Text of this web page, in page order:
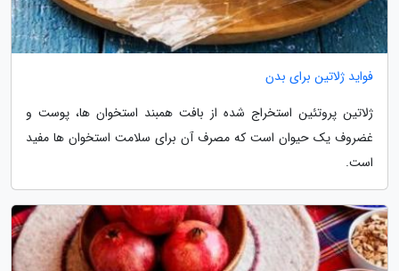
فواید ژلاتین برای بدن
ژلاتین پروتئین استخراج شده از بافت همبند استخوان ها، پوست و
غضروف یک حیوان است که مصرف آن برای سلامت استخوان ها مفید
است.